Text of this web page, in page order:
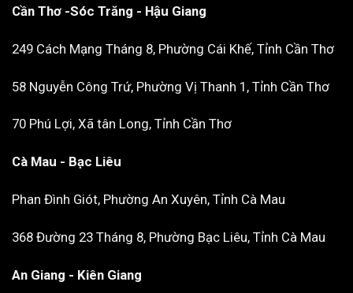
Cần Thơ -Sóc Trăng - Hậu Giang
249 Cách Mạng Tháng 8, Phường Cái Khế, Tỉnh Cần Thơ
58 Nguyễn Công Trứ, Phường Vị Thanh 1, Tỉnh Cần Thơ
70 Phú Lợi, Xã tân Long, Tỉnh Cần Thơ
Cà Mau - Bạc Liêu
Phan Đình Giót, Phường An Xuyên, Tỉnh Cà Mau
368 Đường 23 Tháng 8, Phường Bạc Liêu, Tỉnh Cà Mau
An Giang - Kiên Giang